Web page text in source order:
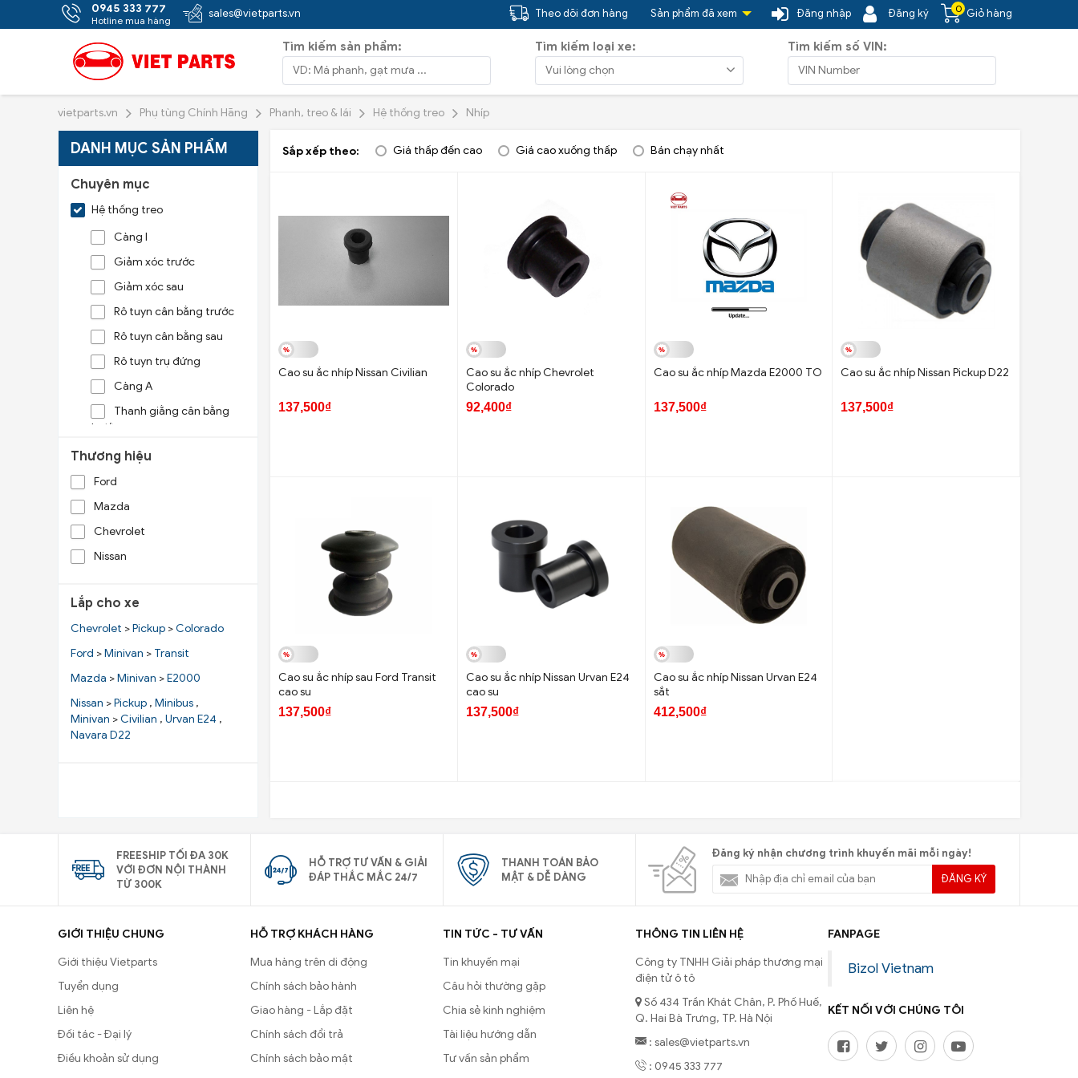
0945 333 777
Hotline mua hàng
sales@vietparts.vn 0 Giỏ hàng
Đăng ký
Đăng nhập
Sản phẩm đã xem
Theo dõi đơn hàng
Tìm kiếm sản phẩm: Tìm kiếm loại xe: Tìm kiếm số VIN:
vietparts.vn Phụ tùng Chính Hãng Phanh, treo & lái Hệ thống treo Nhíp
DANH MỤC SẢN PHẨM
Chuyên mục
Hệ thống treo
Càng I
Giảm xóc trước
Giảm xóc sau
Rô tuyn cân bằng trước
Rô tuyn cân bằng sau
Rô tuyn trụ đứng
Càng A
Thanh giằng cân bằng
trước
Thanh giằng cân bằng
Giằng dọc
Ốp cao su cân bằng
Thương hiệu
Ford
Mazda
Chevrolet
Nissan
Lắp cho xe
Chevrolet >Pickup >Colorado
Ford >Minivan > Transit
Mazda >Minivan >E2000
Nissan >Pickup , Minibus ,
Minivan >Civilian , Urvan E24 ,
Navara D22
Sắp xếp theo: Giá thấp đến cao Giá cao xuống thấp Bán chạy nhất
Cao su ắc nhíp Nissan Civilian
137,500₫
Cao su ắc nhíp Chevrolet
Colorado
92,400₫
Cao su ắc nhíp Mazda E2000 TO
137,500₫
Cao su ắc nhíp Nissan Pickup D22
137,500₫
Cao su ắc nhíp sau Ford Transit
cao su
137,500₫
Cao su ắc nhíp Nissan Urvan E24
cao su
137,500₫
Cao su ắc nhíp Nissan Urvan E24
sắt
412,500₫
FREESHIP TỐI ĐA 30K
VỚI ĐƠN NỘI THÀNH
TỪ 300K
HỖ TRỢ TƯ VẤN & GIẢI
ĐÁP THẮC MẮC 24/7
THANH TOÁN BẢO
MẬT & DỄ DÀNG
Đăng ký nhận chương trình khuyến mãi mỗi ngày!
ĐĂNG KÝ
GIỚI THIỆU CHUNG
Giới thiệu Vietparts
Tuyển dụng
Liên hệ
Đối tác - Đại lý
Điều khoản sử dụng
HỖ TRỢ KHÁCH HÀNG
Mua hàng trên di động
Chính sách bảo hành
Giao hàng - Lắp đặt
Chính sách đổi trả
Chính sách bảo mật
TIN TỨC - TƯ VẤN
Tin khuyến mại
Câu hỏi thường gặp
Chia sẻ kinh nghiệm
Tài liệu hướng dẫn
Tư vấn sản phẩm
THÔNG TIN LIÊN HỆ
Công ty TNHH Giải pháp thương mại
điện tử ô tô
Số 434 Trần Khát Chân, P. Phố Huế,
Q. Hai Bà Trưng, TP. Hà Nội
: sales@vietparts.vn
: 0945 333 777
FANPAGE
Bizol Vietnam
KẾT NỐI VỚI CHÚNG TÔI